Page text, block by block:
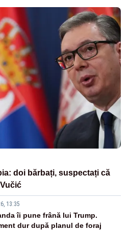
doi bărbați, suspectați că
13:35
îi pune frână lui Trump.
dur după planul de foraj